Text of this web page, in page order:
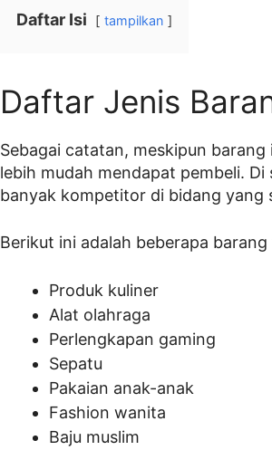
Daftar Isi tampilkan
Daftar Jenis
Sebagai catatan, meskipun
lebih mudah mendapat pembeli.
banyak kompetitor di bidang yang
Berikut ini adalah beberapa
Produk kuliner
Alat olahraga
Perlengkapan gaming
Sepatu
Pakaian anak-anak
Fashion wanita
Baju muslim